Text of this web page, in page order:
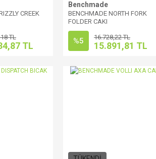
CREEK
TL
TL
Benchmade
BENCHMADE NORTH FORK
FOLDER CAKI
%5 16.728,22 TL
15.891,81 TL